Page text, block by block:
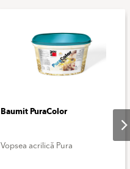
Baumit PuraColor
Vopsea acrilică Pura